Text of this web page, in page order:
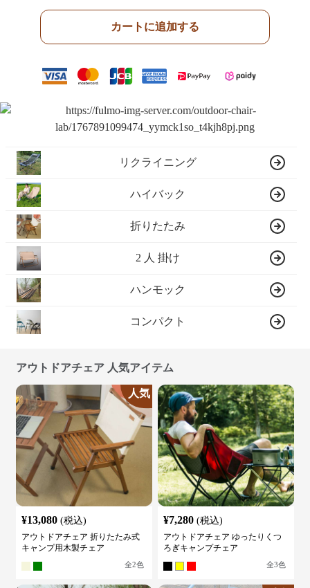
カートに追加する
リクライニング
ハイバック
折りたたみ
2 人 掛け
ハンモック
コンパクト
アウトドアチェア 人気アイテム
人気
¥13,080 (税込)
アウトドアチェア 折りたたみ式
キャンプ用木製チェア
全2色
¥7,280 (税込)
アウトドアチェア ゆったりくつ
ろぎキャンプチェア
全3色